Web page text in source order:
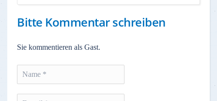
Bitte Kommentar schreiben
Sie kommentieren als Gast.